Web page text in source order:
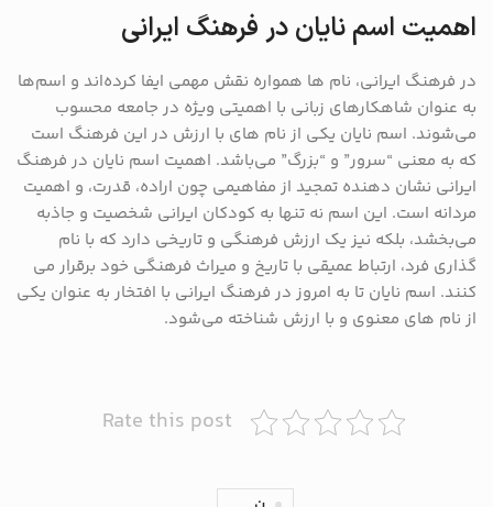
اهمیت اسم نایان در فرهنگ ایرانی
در فرهنگ ایرانی، نام‌ ها همواره نقش مهمی ایفا کرده‌اند و اسم‌ها
به عنوان شاهکارهای زبانی با اهمیتی ویژه در جامعه محسوب
می‌شوند. اسم نایان یکی از نام‌ های با ارزش در این فرهنگ است
که به معنی “سرور” و “بزرگ” می‌باشد. اهمیت اسم نایان در فرهنگ
ایرانی نشان ‌دهنده تمجید از مفاهیمی چون اراده، قدرت، و اهمیت
مردانه است. این اسم نه تنها به کودکان ایرانی شخصیت و جاذبه
می‌بخشد، بلکه نیز یک ارزش فرهنگی و تاریخی دارد که با نام‌
گذاری فرد، ارتباط عمیقی با تاریخ و میراث فرهنگی خود برقرار می
‌کنند. اسم نایان تا به امروز در فرهنگ ایرانی با افتخار به عنوان یکی
از نام‌ های معنوی و با ارزش شناخته می‌شود.
Rate this post